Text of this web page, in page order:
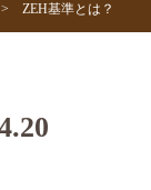
ZEH基準とは？